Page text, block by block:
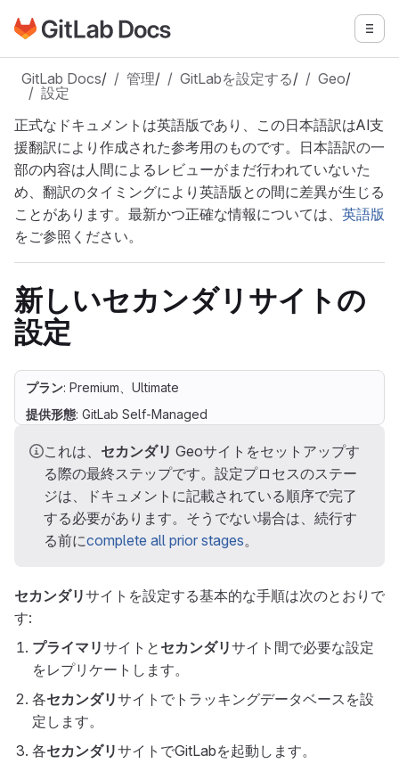
メインコンテンツにスキップ
GitLabドキュメントのホームページに移動 メニ
GitLab Docs/ 管理/ GitLabを設定する/ Geo/
設定
正式なドキュメントは英語版であり、この日本語訳はAI支
援翻訳により作成された参考用のものです。日本語訳の一
部の内容は人間によるレビューがまだ行われていないた
め、翻訳のタイミングにより英語版との間に差異が生じる
ことがあります。最新かつ正確な情報については、 英語版
をご参照ください。
新しいセカンダリサイトの
設定
プラン: Premium、Ultimate
提供形態: GitLab Self-Managed
これは、 セカンダリ Geoサイトをセットアップす
る際の最終ステップです。設定プロセスのステー
ジは、ドキュメントに記載されている順序で完了
する必要があります。そうでない場合は、続行す
る前にcomplete all prior stages。
セカンダリサイトを設定する基本的な手順は次のとおりで
す:
プライマリサイトと セカンダリサイト間で必要な設定
をレプリケートします。
各セカンダリサイトでトラッキングデータベースを設
定します。
各セカンダリサイトでGitLabを起動します。